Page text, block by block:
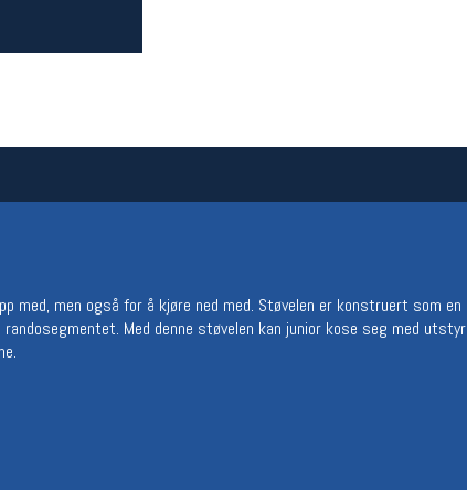
med, men også for å kjøre ned med. Støvelen er konstruert som en
Med denne støvelen kan junior kose seg med utstyr
MELD DEG INN GRATIS